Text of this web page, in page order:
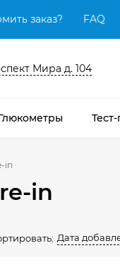
заказ? FAQ
Мира д. 104
in
in
Дата